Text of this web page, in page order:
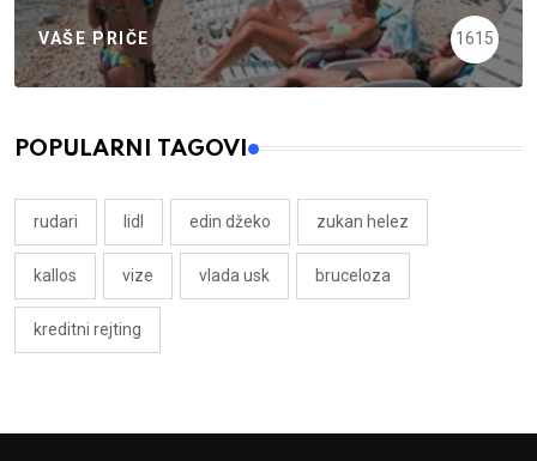
VAŠE PRIČE 1615
POPULARNI TAGOVI
rudari lidl edin džeko zukan helez
kallos vize vlada usk bruceloza
kreditni rejting